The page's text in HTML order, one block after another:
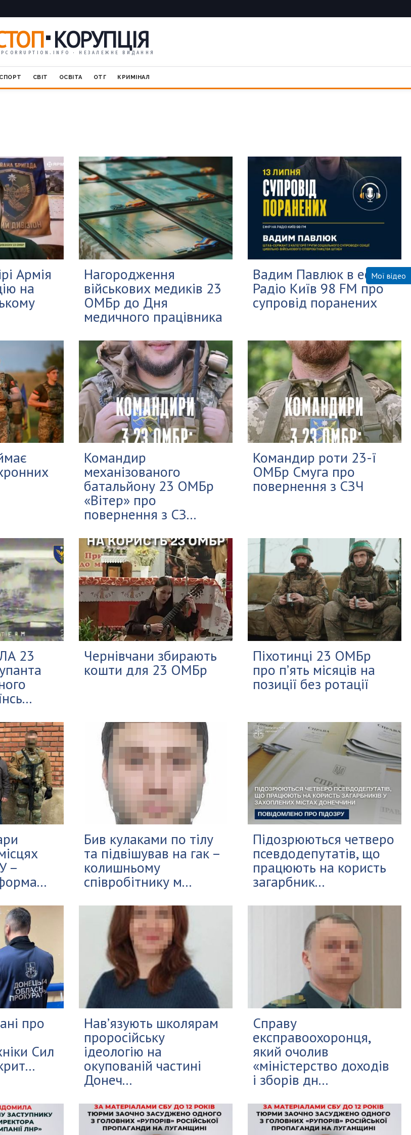
КОРУПЦІЯ
· НЕЗАЛЕЖНЕ ВИДАННЯ
СПОРТ СВІТ ОСВІТА ОТГ КРИМІНАЛ
Армія
на
Нагородження
військових медиків 23
ОМБр до Дня
медичного працівника
Вадим Павлюк в ефірі
Радіо Київ 98 FM про
супровід поранених
Командир
механізованого
батальйону 23 ОМБр
«Вітер» про
повернення з СЗ...
Командир роти 23-ї
ОМБр Смуга про
повернення з СЗЧ
23 Чернівчани збирають
кошти для 23 ОМБр
Піхотинці 23 ОМБр
про п’ять місяців на
позиції без ротації
–
Бив кулаками по тілу
та підвішував на гак –
колишньому
співробітнику м...
Підозрюються четверо
псевдодепутатів, що
працюють на користь
загарбник...
про
Сил
Нав’язують школярам
проросійську
ідеологію на
окупованій частині
Донеч...
Справу
експравоохоронця,
який очолив
«міністерство доходів
і зборів дн...
Мої відео